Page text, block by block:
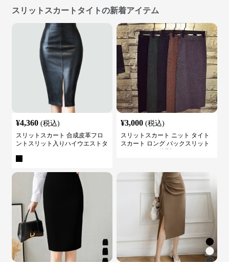
スリットスカートタイトの新着アイテム
¥4,360 (税込)
スリットスカート 合成皮革フロ
ントスリット入りハイウエストタ
¥3,000 (税込)
スリットスカート ニット タイト
スカート ロング バックスリット